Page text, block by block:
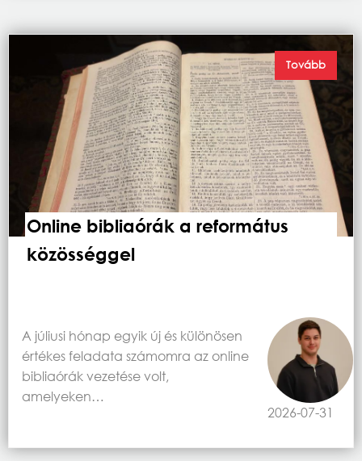
Online bibliaórák a református
közösséggel
2026-07-31
A júliusi hónap egyik új és különösen
értékes feladata számomra az online
bibliaórák vezetése volt,
amelyeken…
Tovább